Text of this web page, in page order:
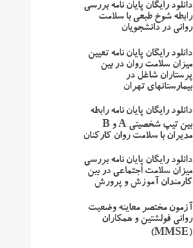
دانلود رایگان پایان نامه بررسی
رابطه شوخ طبعی با سلامت
روانی در دانشجویان
دانلود رایگان پایان نامه تعیین
میزان سلامت روان در بین
پرستاران شاغل در
بیمارستانهای تهران
دانلود رایگان پایان نامه رابطه
بین تیپ شخصیتی A و B
مدیران با سلامت روان کارکنان
دانلود رایگان پایان نامه بررسی
میزان سلامت اجتماعی در بین
کارمندان آموزش و پرورش
آزمون مختصر معاینه وضعیت
روانی فولشتین و همکاران
(MMSE)